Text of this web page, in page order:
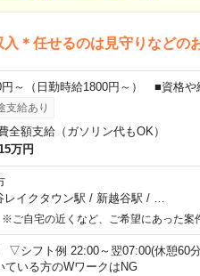
＊任せるのは見守りなどの
円～（日勤時給1800円～） ■資格
支給あり
全額支給（ガソリン代もOK）
万円
レイクタウン駅 / 新越谷駅 /
自宅の近くなど、ご希望にあった案
▽シフト例 22:00～翌07:00(休憩
ている方のWワークはNG